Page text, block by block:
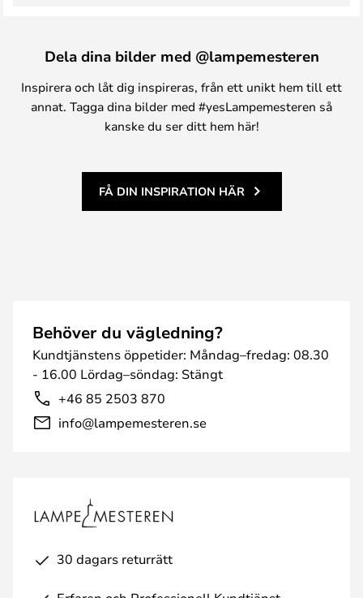
Dela dina bilder med @lampemesteren
Inspirera och låt dig inspireras, från ett unikt hem till ett
annat. Tagga dina bilder med #yesLampemesteren så
kanske du ser ditt hem här!
FÅ DIN INSPIRATION HÄR
Behöver du vägledning?
Kundtjänstens öppetider: Måndag–fredag: 08.30
- 16.00 Lördag–söndag: Stängt
+46 85 2503 870
info@lampemesteren.se
30 dagars returrätt